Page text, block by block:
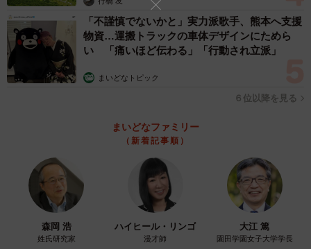
4/6
「不謹慎でないかと」実力派歌手、熊本へ支援
物資…運搬トラックの車体デザインにためら
い 「痛いほど伝わる」「行動され立派」
まいどなトピック
６位以降を見る
まいどなファミリー
（新着記事順）
森岡 浩
姓氏研究家
ハイヒール・リンゴ
漫才師
大江 篤
園田学園女子大学学長